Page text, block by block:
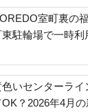
室町裏の
東駐輪場で一時利
色いセンターラ
OK？2026年4月